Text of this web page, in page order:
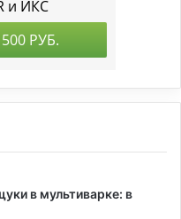
в мультиварке: в